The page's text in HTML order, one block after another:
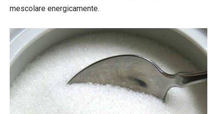
mescolare energicamente.